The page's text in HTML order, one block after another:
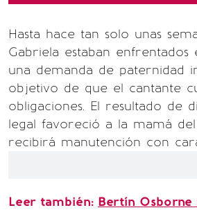
Hasta hace tan solo unas
Gabriela estaban
una demanda de paternidad
objetivo de que el cantante
obligaciones. El resultado de
legal favoreció a la mamá
recibirá manutención con
Leer también: Bertín Osborne